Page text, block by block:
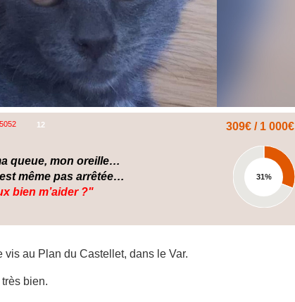
12
queue, mon oreille…
même pas arrêtée…
bien m’aider ?"
309€ / 1 000€
31%
vis au Plan du Castellet, dans le Var.
bien.